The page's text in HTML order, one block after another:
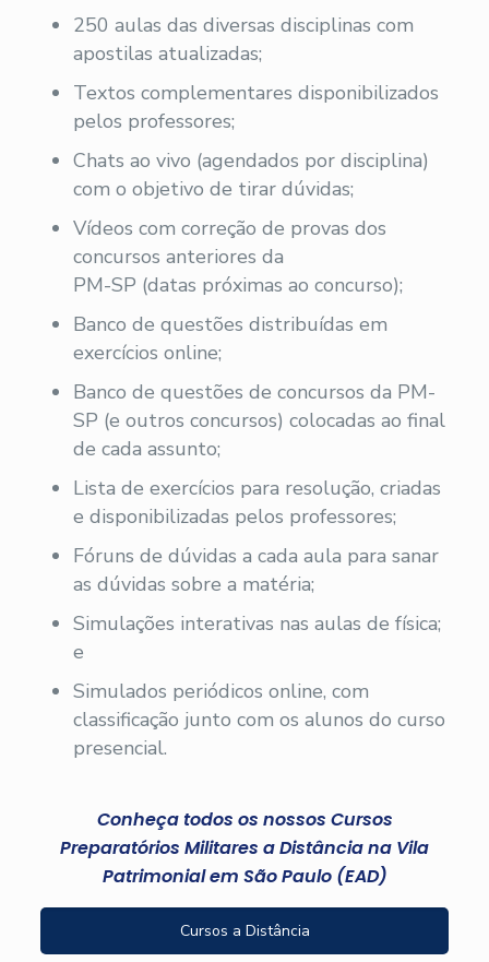
250 aulas das diversas disciplinas com
apostilas atualizadas;
Textos complementares disponibilizados
pelos professores;
Chats ao vivo (agendados por disciplina)
com o objetivo de tirar dúvidas;
Vídeos com correção de provas dos
concursos anteriores da
PM-SP (datas próximas ao concurso);
Banco de questões distribuídas em
exercícios online;
Banco de questões de concursos da PM-
SP (e outros concursos) colocadas ao final
de cada assunto;
Lista de exercícios para resolução, criadas
e disponibilizadas pelos professores;
Fóruns de dúvidas a cada aula para sanar
as dúvidas sobre a matéria;
Simulações interativas nas aulas de física;
e
Simulados periódicos online, com
classificação junto com os alunos do curso
presencial.
Conheça todos os nossos Cursos
Preparatórios Militares a Distância na Vila
Patrimonial em São Paulo (EAD)
Cursos a Distância